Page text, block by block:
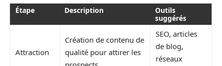
Étape Description
Outils
suggérés
Attraction
Création de contenu de
qualité pour attirer les
SEO, articles
de blog,
réseaux